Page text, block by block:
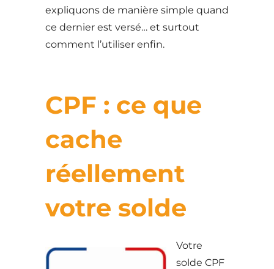
expliquons de manière simple quand
ce dernier est versé… et surtout
comment l’utiliser enfin.
CPF : ce que
cache
réellement
votre solde
Votre
solde CPF